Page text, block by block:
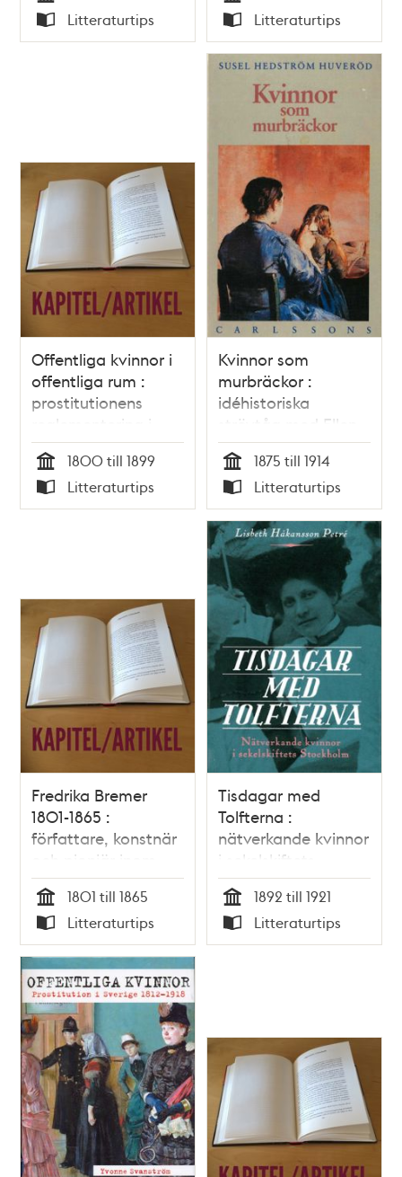
Tid
Typ
Litteraturtips Tid
Typ
Litteraturtips
Offentliga kvinnor i
offentliga rum :
prostitutionens
reglementering i
1800-talets
Stockholm / Yvonne
Svanström
Tid
1800 till 1899
Typ
Litteraturtips
Kvinnor som
murbräckor :
idéhistoriska
strövtåg med Ellen
Key som
referenspunkt /
Susel Hedström
Huveröd
Tid
1875 till 1914
Typ
Litteraturtips
Fredrika Bremer
1801-1865 :
författare, konstnär
och pionjär inom
kvinnorörelsen /
Magnus Ullman
Tid
1801 till 1865
Typ
Litteraturtips
Tisdagar med
Tolfterna :
nätverkande kvinnor
i sekelskiftets
Stockholm / Lisbeth
Håkansson Petré
Tid
1892 till 1921
Typ
Litteraturtips